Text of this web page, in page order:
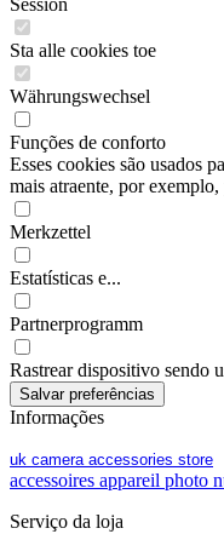
Session
Sta alle cookies toe
Währungswechsel
Funções de conforto
Esses cookies são usados
mais atraente, por
Merkzettel
Estatísticas e...
Partnerprogramm
Rastrear dispositivo sendo
Informações
uk camera accessories store
accessoires appareil photo
Serviço da loja